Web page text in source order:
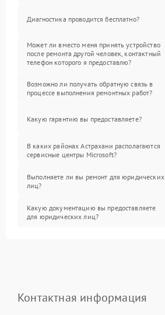
Диагностика проводится бесплатно?
Может ли вместо меня принять устройство
после ремонта другой человек, контактный
телефон которого я предоставлю?
Возможно ли получать обратную связь в
процессе выполнения ремонтных работ?
Какую гарантию вы предоставляете?
В каких районах Астрахани располагаются
сервисные центры Microsoft?
Выполняете ли вы ремонт для юридических
лиц?
Какую документацию вы предоставляете
для юридических лиц?
Контактная информация